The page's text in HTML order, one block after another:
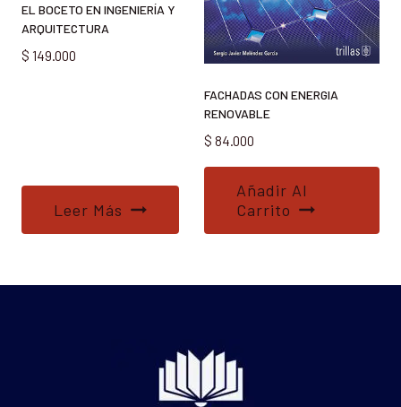
EL BOCETO EN INGENIERÍA Y
ARQUITECTURA
$ 149.000
Leer Más
FACHADAS CON ENERGIA
RENOVABLE
$ 84.000
Añadir Al
Carrito